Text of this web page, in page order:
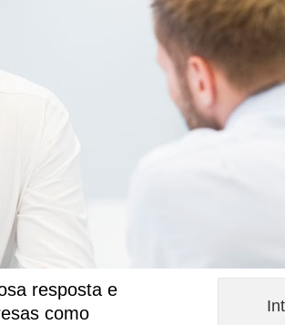
resposta e
como